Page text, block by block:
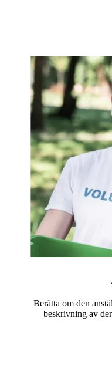
Berätta om den
beskrivning av